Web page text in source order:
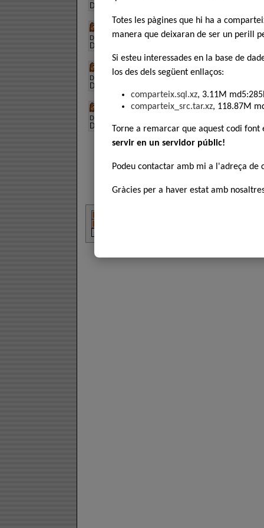
Descripció:
Prison Break Catala 2x11 s02e11
Descàrregues:314, Puntuació:
Descripció:
Prison Break Catala 2x12 s02e12
Descàrregues: , Puntuació:
Descripció:
Prison Break Catala 2x13 s02e13
Descàrregues:
Descripció:Prison Break Catala 2x13 s02e13 per
Totes les pàgines que hi ha a
manera que deixaran de ser un perill
Si esteu interessades en la base de
los des dels següent enllaços:
comparteix.sql.xz, 3.11M
comparteix_src.tar.xz, 118.87M
Torne a remarcar que aquest codi
servir en un servidor públic!
Podeu contactar amb mi a l'adreça de
Gràcies per a haver estat amb